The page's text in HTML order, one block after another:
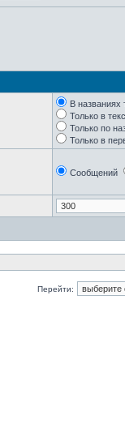
В названиях
Только в
Только по
Только в
Сообщений
Перейти: